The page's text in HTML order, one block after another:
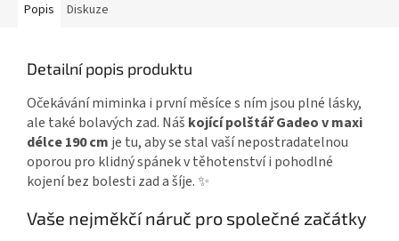
Popis Diskuze
Detailní popis produktu
Očekávání miminka i první měsíce s ním jsou plné lásky,
ale také bolavých zad. Náš kojící polštář Gadeo v maxi
délce 190 cm je tu, aby se stal vaší nepostradatelnou
oporou pro klidný spánek v těhotenství i pohodlné
kojení bez bolesti zad a šíje. ✨
Vaše nejměkčí náruč pro společné začátky